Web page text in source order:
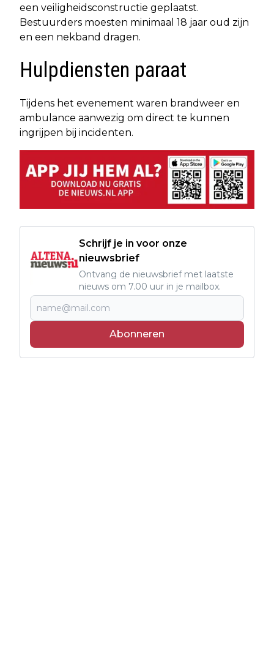
een veiligheidsconstructie geplaatst.
Bestuurders moesten minimaal 18 jaar oud zijn
en een nekband dragen.
Hulpdiensten paraat
Tijdens het evenement waren brandweer en
ambulance aanwezig om direct te kunnen
ingrijpen bij incidenten.
Schrijf je in voor onze
nieuwsbrief
Ontvang de nieuwsbrief met laatste
nieuws om 7.00 uur in je mailbox.
Abonneren